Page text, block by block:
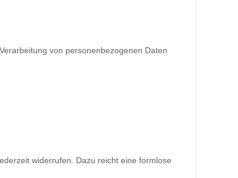
von personenbezogenen Daten
widerrufen. Dazu reicht eine formlose